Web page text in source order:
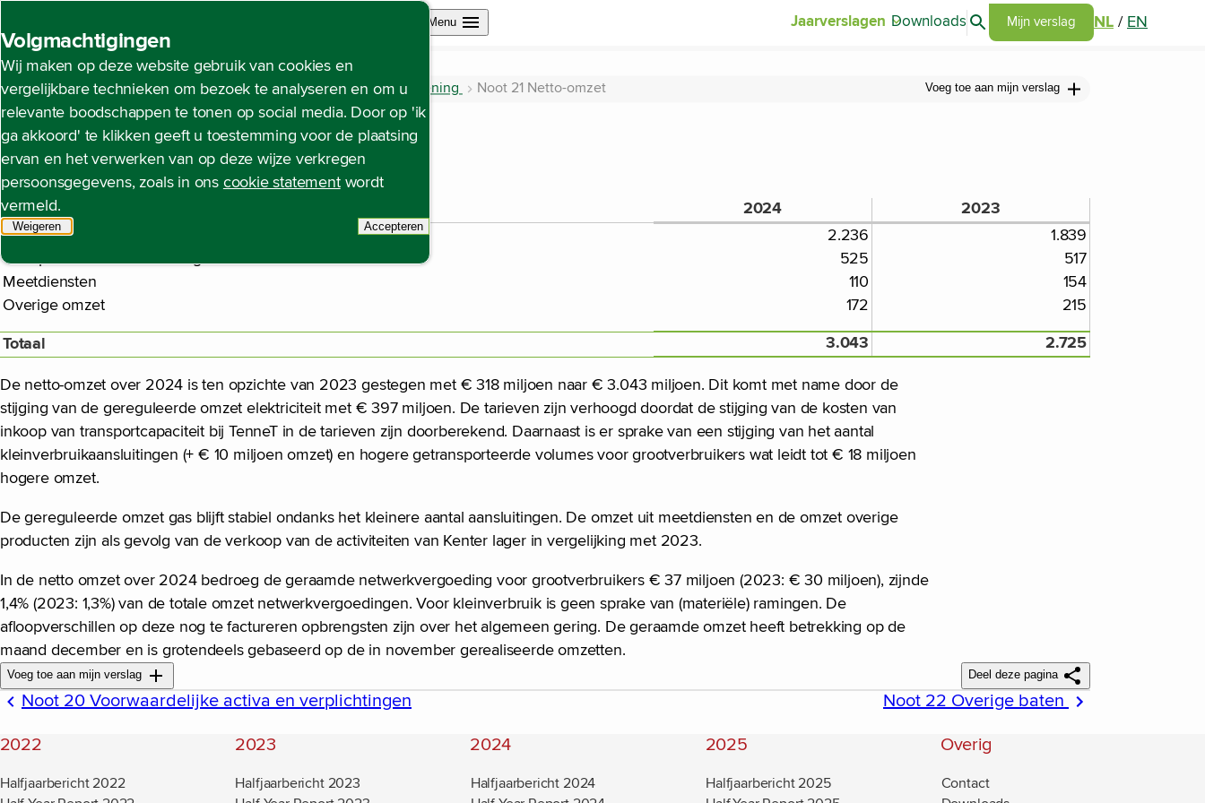
Volgmachtigingen
Wij maken op deze website gebruik van cookies en
vergelijkbare technieken om bezoek te analyseren en om u
relevante boodschappen te tonen op social media. Door op 'ik
ga akkoord' te klikken geeft u toestemming voor de plaatsing
ervan en het verwerken van op deze wijze verkregen
persoonsgegevens, zoals in ons cookie statementwordt
vermeld.
Weigeren
Accepteren
Open site navigation
Menu Jaarverslagen Downloads Search articles
Go to my report page
Mijn verslag NL / EN
Open content navigation
Jaarrekening Toelichting op de geconsolideerde jaarrekening Noot 21 Netto-omzet Voeg toe aan mijn verslag
Noot 21 Netto-omzet
€ miljoen 2024 2023
Transport- en aansluitdienst elektriciteit 2.236
1.839
Transport- en aansluitdienst gas
525
517
Meetdiensten
110
154
Overige omzet
172 215
Totaal 3.043 2.725
De netto-omzet over 2024 is ten opzichte van 2023 gestegen met € 318 miljoen naar € 3.043 miljoen. Dit komt met name door de
stijging van de gereguleerde omzet elektriciteit met € 397 miljoen. De tarieven zijn verhoogd doordat de stijging van de kosten van
inkoop van transportcapaciteit bij TenneT in de tarieven zijn doorberekend. Daarnaast is er sprake van een stijging van het aantal
kleinverbruikaansluitingen (+ € 10 miljoen omzet) en hogere getransporteerde volumes voor grootverbruikers wat leidt tot € 18 miljoen
hogere omzet.
De gereguleerde omzet gas blijft stabiel ondanks het kleinere aantal aansluitingen. De omzet uit meetdiensten en de omzet overige
producten zijn als gevolg van de verkoop van de activiteiten van Kenter lager in vergelijking met 2023.
In de netto omzet over 2024 bedroeg de geraamde netwerkvergoeding voor grootverbruikers € 37 miljoen (2023: € 30 miljoen), zijnde
1,4% (2023: 1,3%) van de totale omzet netwerkvergoedingen. Voor kleinverbruik is geen sprake van (materiële) ramingen. De
afloopverschillen op deze nog te factureren opbrengsten zijn over het algemeen gering. De geraamde omzet heeft betrekking op de
maand december en is grotendeels gebaseerd op de in november gerealiseerde omzetten.
Voeg toe aan mijn verslag Deel deze pagina
Noot 20 Voorwaardelijke activa en verplichtingen
Noot 22 Overige baten
2022
Halfjaarbericht 2022
2023
Halfjaarbericht 2023
2024
Halfjaarbericht 2024
2025
Halfjaarbericht 2025
Overig
Contact